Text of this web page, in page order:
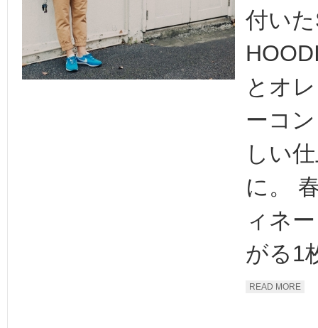
付い
とオ
ーコ
しい
に。
ィネ
がる1
READ MORE